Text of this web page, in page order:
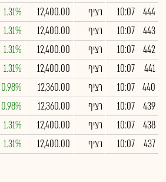
444
10:07 רציף 12,400.00
1.31%
443
10:07 רציף 12,400.00
1.31%
442
10:07 רציף 12,400.00
1.31%
441
10:07 רציף 12,400.00
1.31%
440
10:07 רציף 12,360.00
0.98%
439
10:07 רציף 12,360.00
0.98%
438
10:07 רציף 12,400.00
1.31%
437
10:07 רציף 12,400.00
1.31%